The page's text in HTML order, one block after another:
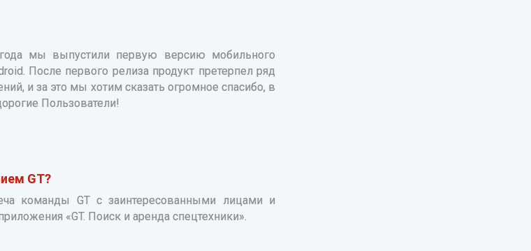
мы выпустили первую версию мобильного
После первого релиза продукт претерпел ряд
и за это мы хотим сказать огромное спасибо, в
Пользователи!
GT?
команды GT с заинтересованными лицами и
«GT. Поиск и аренда спецтехники».